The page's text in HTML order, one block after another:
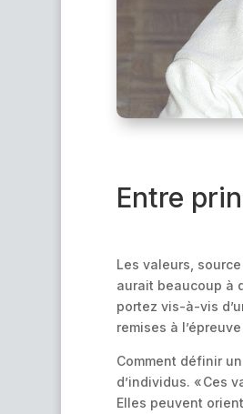
Entre
Les valeurs,
aurait beaucoup à
portez vis-à-vis
remises à
Comment définir
d’individus. « Ces
Elles peuvent